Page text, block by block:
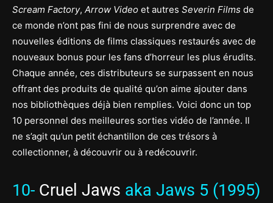
Scream Factory, Arrow Video et autres Severin Films de
ce monde n’ont pas fini de nous surprendre avec de
nouvelles éditions de films classiques restaurés avec de
nouveaux bonus pour les fans d’horreur les plus érudits.
Chaque année, ces distributeurs se surpassent en nous
offrant des produits de qualité qu’on aime ajouter dans
nos bibliothèques déjà bien remplies. Voici donc un top
10 personnel des meilleures sorties vidéo de l’année. Il
ne s’agit qu’un petit échantillon de ces trésors à
collectionner, à découvrir ou à redécouvrir.
10- Cruel Jaws aka Jaws 5 (1995)